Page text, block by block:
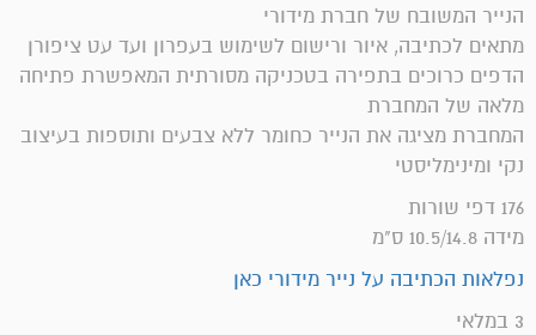
הנייר המשובח של חברת מידורי
מתאים לכתיבה, איור ורישום לשימוש בעפרון ועד עט ציפורן
הדפים כרוכים בתפירה בטכניקה מסורתית המאפשרת פתיחה
מלאה של המחברת
המחברת מציגה את הנייר כחומר ללא צבעים ותוספות בעיצוב
נקי ומינימליסטי
176 דפי שורות
מידה 10.5/14.8 ס"מ
נפלאות הכתיבה על נייר מידורי כאן
3 במלאי